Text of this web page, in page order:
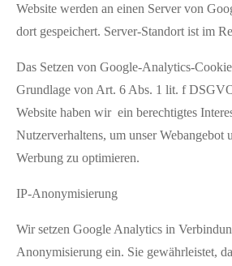
Website werden an einen Server von
dort gespeichert. Server-Standort ist im
Das Setzen von Google-Analytics-
Grundlage von Art. 6 Abs. 1 lit. f
Website haben wir ein berechtigtes
Nutzerverhaltens, um unser Webangebot
Werbung zu optimieren.
IP-Anonymisierung
Wir setzen Google Analytics in
Anonymisierung ein. Sie gewährleistet,